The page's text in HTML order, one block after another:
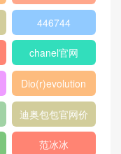
446744
chanel官网
Dio(r)evolution
迪奥包包官网价
格
范冰冰